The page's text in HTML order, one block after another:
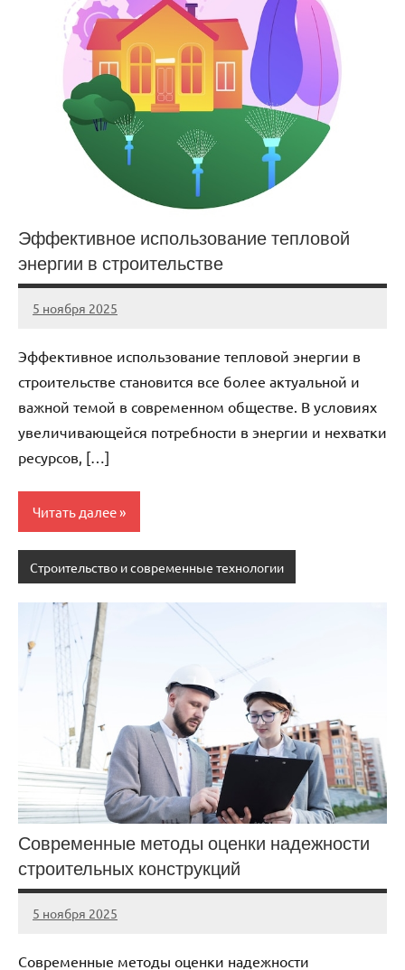
Эффективное использование тепловой
энергии в строительстве
5 ноября 2025
cement_zavod
Нет
Эффективное использование тепловой энергии в
строительстве становится все более актуальной и
важной темой в современном обществе. В условиях
увеличивающейся потребности в энергии и нехватки
ресурсов, […]
Читать далее
Строительство и современные технологии
Современные методы оценки надежности
строительных конструкций
5 ноября 2025
cement_zavod
Нет
Современные методы оценки надежности